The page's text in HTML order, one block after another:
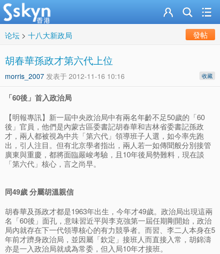
论坛 > 十八大新政局 發帖
胡春華孫政才第六代上位
收藏
morris_2007 发表于 2012-11-16 10:16
「60後」首入政治局
【明報專訊】新一屆中央政治局中有兩名年齡不足50歲的「60
後」官員，他們是內蒙古區委書記胡春華和吉林省委書記孫政
才，兩人都被視為中共「第六代」領導班子人選，如今率先跑
出，引人注目。但有北京學者指出，兩人若一如傳聞般分別接管
廣東與重慶，都將面臨嚴峻考驗，且10年後局勢難料，現在談
「第六代」核心，言之尚早。
同49歲 分屬胡溫親信
胡春華及孫政才都是1963年出生，今年才49歲。政治局出現這兩
名「60後」面孔，意味習近平與李克強第一屆任期剛開始，政治
局內就存在下一代領導核心的有力競爭者。而習、李二人本身在5
年前才躋身政治局，並因屬「欽定」接班人而直接入常，胡錦濤
亦是一入政治局就成為常委，但入局10年才接班。